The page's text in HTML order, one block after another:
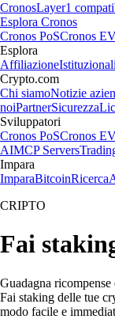
CronosLayer1
Esplora Cronos
Cronos PoSCronos
Esplora
AffiliazioneIstituzionali
Crypto.com
Chi siamoNotizie
noiPartnerSicurezza
Sviluppatori
Cronos PoSCronos
AIMCP Servers
Impara
ImparaBitcoinRicerca
CRIPTO
Fai
Guadagna
Fai staking delle tue
modo facile e